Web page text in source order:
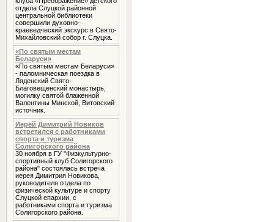
отдела Слуцкой районной
центральной библиотеки
совершили духовно-
краеведческий экскурс в Свято-
Михайловский собор г. Слуцка.
«По святым местам
Беларуси»
«По святым местам Беларуси»
- паломническая поездка в
Ляденский Свято-
Благовещенский монастырь,
могилку святой блаженной
Валентины Минской, Витовский
источник.
Иерей Димитрий Новиков
встретился с работниками
спорта и туризма
Солигорского района
30 ноября в ГУ "Физкультурно-
спортивный клуб Солигорского
района" состоялась встреча
иерея Димитрия Новикова,
руководителя отдела по
физической культуре и спорту
Слуцкой епархии, с
работниками спорта и туризма
Солигорского района.